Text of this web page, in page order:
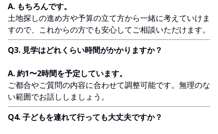
A. もちろんです。
土地探しの進め方や予算の立て方から一緒に考えていけま
すので、これからの方でも安心してご相談いただけます。
Q3. 見学はどれくらい時間がかかりますか？
A. 約1〜2時間を予定しています。
ご都合やご質問の内容に合わせて調整可能です。無理のな
い範囲でお話ししましょう。
Q4. 子どもを連れて行っても大丈夫ですか？